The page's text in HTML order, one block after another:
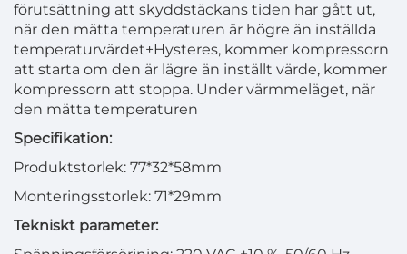
förutsättning att skyddstäckans tiden har gått ut,
när den mätta temperaturen är högre än inställda
temperaturvärdet+Hysteres, kommer kompressorn
att starta om den är lägre än inställt värde, kommer
kompressorn att stoppa. Under värmmeläget, när
den mätta temperaturen
Specifikation:
Produktstorlek: 77*32*58mm
Monteringsstorlek: 71*29mm
Tekniskt parameter: